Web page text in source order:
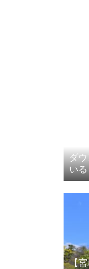
ダ
い
ポ
【